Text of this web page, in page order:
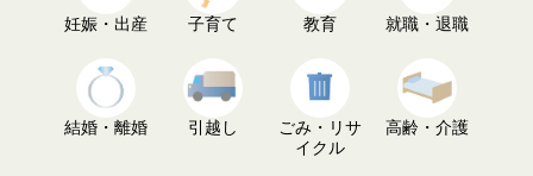
妊娠・出産 子育て 教育 就職・退職
結婚・離婚 引越し
ごみ・リサ
イクル
高齢・介護